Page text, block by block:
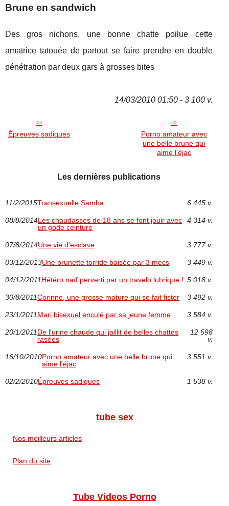
Brune en sandwich
Des gros nichons, une bonne chatte poilue cette
amatrice tatouée de partout se faire prendre en double
pénétration par deux gars à grosses bites
14/03/2010 01:50 - 3 100 v.
Épreuves sadiques
Porno amateur avec
une belle brune qui
aime l'éjac
Les dernières publications
11/2/2015Transexuelle Samba 6 445 v.
08/8/2014Les chaudasses de 18 ans se font jouir avec
un gode ceinture
4 314 v.
07/8/2014Une vie d'esclave 3 777 v.
03/12/2013Une brunette torride baisée par 3 mecs 3 449 v.
04/12/2011Hétéro naïf perverti par un travelo lubrique ! 5 018 v.
30/8/2011Corinne, une grosse mature qui se fait fister 3 492 v.
23/1/2011Mari bisexuel enculé par sa jeune femme 3 584 v.
20/1/2011De l'urine chaude qui jaillit de belles chattes
rasées
12 598
v.
16/10/2010Porno amateur avec une belle brune qui
aime l'éjac
3 551 v.
02/2/2010Épreuves sadiques 1 538 v.
tube sex
Nos meilleurs articles
Plan du site
Tube Videos Porno